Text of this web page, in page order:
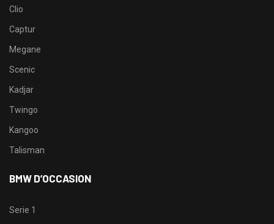
Clio
Captur
Megane
Scenic
Kadjar
Twingo
Kangoo
Talisman
BMW D’OCCASION
Serie 1